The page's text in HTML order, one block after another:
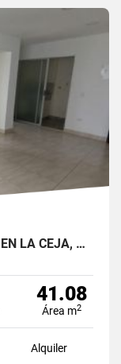
APARTAMENTO EN SEGUNDO PISO EN LA CEJA, ANTIOQUIA
41.08
Área m2
Alquiler